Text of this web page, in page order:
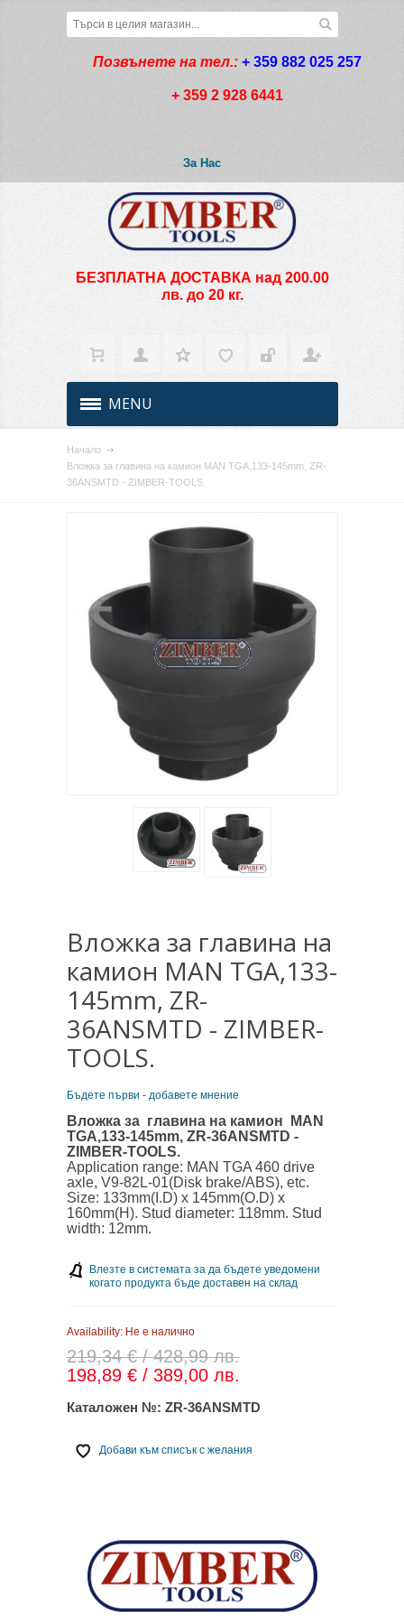
Позвънете на тел.: + 359 882 025 257
+ 359 2 928 6441
За Нас
БЕЗПЛАТНА ДОСТАВКА над 200.00
лв. до 20 кг.
MENU
Начало
Вложка за главина на камион MAN TGA,133-145mm, ZR-
36ANSMTD - ZIMBER-TOOLS.
Вложка за главина на
камион MAN TGA,133-
145mm, ZR-
36ANSMTD - ZIMBER-
TOOLS.
Бъдете първи - добавете мнение
Вложка за главина на камион MAN
TGA,133-145mm, ZR-36ANSMTD -
ZIMBER-TOOLS.
Application range: MAN TGA 460 drive
axle, V9-82L-01(Disk brake/ABS), etc.
Size: 133mm(I.D) x 145mm(O.D) x
160mm(H). Stud diameter: 118mm. Stud
width: 12mm.
Влезте в системата за да бъдете уведомени
когато продукта бъде доставен на склад
Availability: Не е налично
219,34 € / 428,99 лв.
198,89 € / 389,00 лв.
Каталожен №: ZR-36ANSMTD
Добави към списък с желания